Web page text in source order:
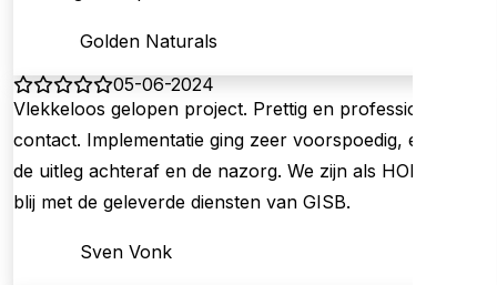
Golden Naturals
05-06-2024
Vlekkeloos gelopen project. Prettig en professioneel
contact. Implementatie ging zeer voorspoedig, evenals
de uitleg achteraf en de nazorg. We zijn als HOBIJ erg
blij met de geleverde diensten van GISB.
Sven Vonk